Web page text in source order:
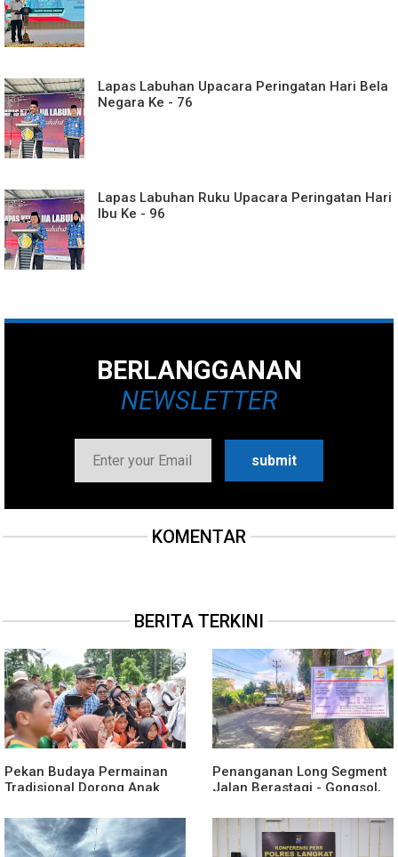
Lapas Labuhan Upacara Peringatan Hari Bela
Negara Ke - 76
Lapas Labuhan Ruku Upacara Peringatan Hari
Ibu Ke - 96
BERLANGGANAN
NEWSLETTER
KOMENTAR
BERITA TERKINI
Pekan Budaya Permainan
Tradisional Dorong Anak
Ketergantungan Gadget
Penanganan Long Segment
Jalan Berastagi - Gongsol,
Tingkatkan Kenyamanan
Akses Wisata, Pertanian dan
Perekonomian